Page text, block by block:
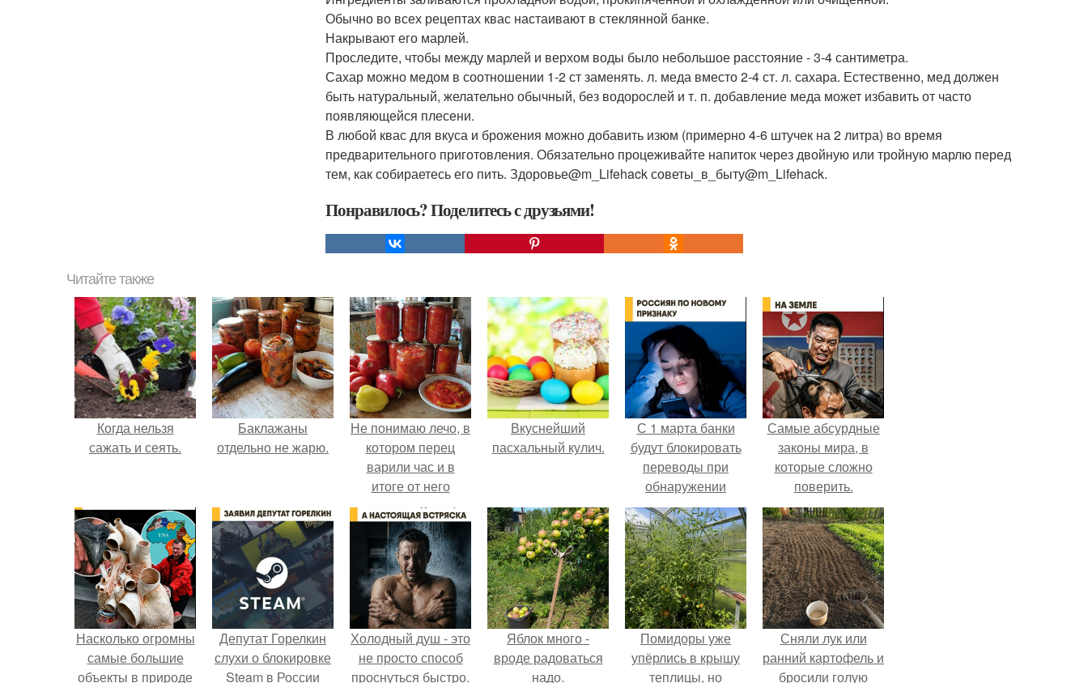
Обычно во всех рецептах квас настаивают в стеклянной банке.
Накрывают его марлей.
Проследите, чтобы между марлей и верхом воды было небольшое расстояние - 3-4 сантиметра.
Сахар можно медом в соотношении 1-2 ст заменять. л. меда вместо 2-4 ст. л. сахара. Естественно, мед должен
быть натуральный, желательно обычный, без водорослей и т. п. добавление меда может избавить от часто
появляющейся плесени.
В любой квас для вкуса и брожения можно добавить изюм (примерно 4-6 штучек на 2 литра) во время
предварительного приготовления. Обязательно процеживайте напиток через двойную или тройную марлю перед
тем, как собираетесь его пить. Здоровье@m_Lifehack советы_в_быту@m_Lifehack.
Понравилось? Поделитесь с друзьями!
Читайте также
Когда нельзя
сажать и сеять.
Баклажаны
отдельно не жарю.
Не понимаю лечо, в
котором перец
варили час и в
итоге от него
остались одни
бесформенные
тряпочки.
Вкуснейший
пасхальный кулич.
С 1 марта банки
будут блокировать
переводы при
обнаружении
вируса.
Самые абсурдные
законы мира, в
которые сложно
поверить.
Насколько огромны
самые большие
объекты в природе
Депутат Горелкин
слухи о блокировке
Steam в России
Холодный душ - это
не просто способ
проснуться быстро.
Яблок много -
вроде радоваться
надо.
Помидоры уже
упёрлись в крышу
теплицы, но
Сняли лук или
ранний картофель и
бросили голую